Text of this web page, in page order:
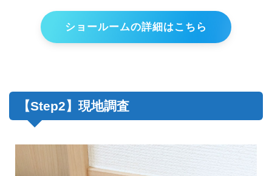
ショールームの詳細はこちら
【Step2】現地調査